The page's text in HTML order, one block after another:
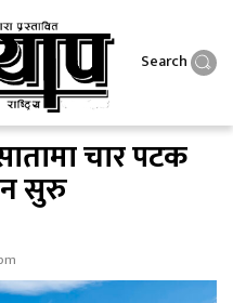
Search
चार पटक
सुरु